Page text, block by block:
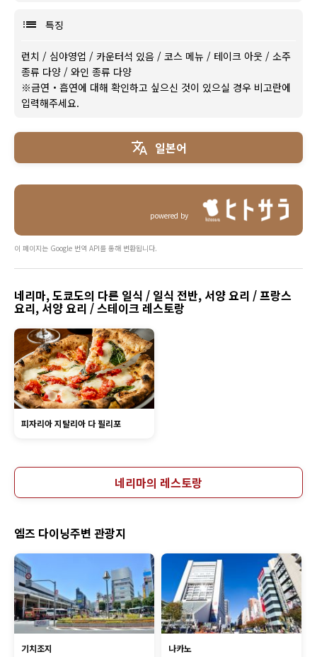
특징
런치 / 심야영업 / 카운터석 있음 / 코스 메뉴 / 테이크 아웃 / 소주
종류 다양 / 와인 종류 다양
※금연・흡연에 대해 확인하고 싶으신 것이 있으실 경우 비고란에
입력해주세요.
일본어
powered by
이 페이지는 Google 번역 API를 통해 변환됩니다.
네리마, 도쿄도의 다른 일식 / 일식 전반, 서양 요리 / 프랑스
요리, 서양 요리 / 스테이크 레스토랑
피자리아 지탈리아 다 필리포
네리마의 레스토랑
엠즈 다이닝주변 관광지
기치조지
나카노